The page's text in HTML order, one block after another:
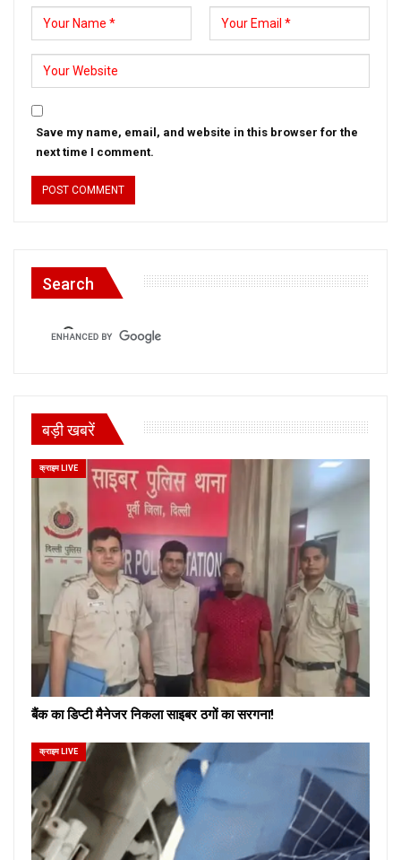
Save my name, email, and website in this browser for the
next time I comment.
Search
बड़ी खबरें
क्राइम LIVE
बैंक का डिप्टी मैनेजर निकला साइबर ठगों का सरगना!
क्राइम LIVE